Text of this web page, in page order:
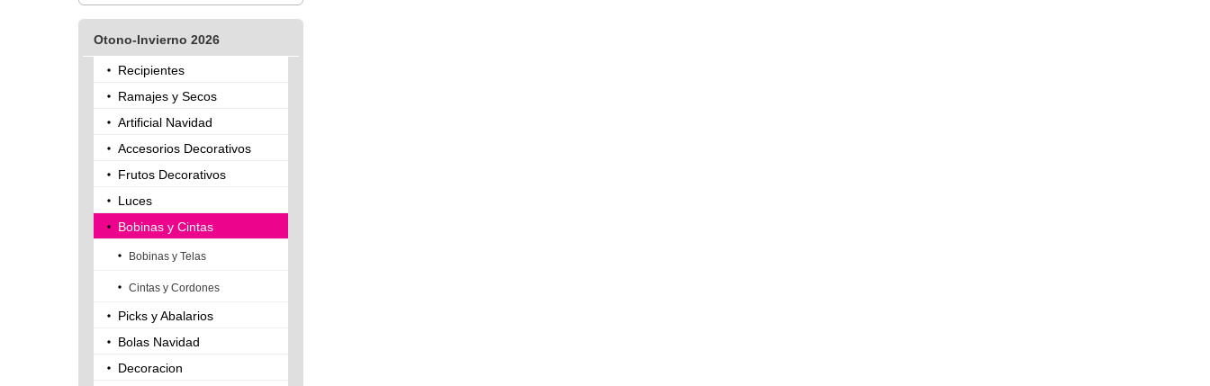
Otono-Invierno 2026
Recipientes
Ramajes y Secos
Artificial Navidad
Accesorios Decorativos
Frutos Decorativos
Luces
Bobinas y Cintas
Bobinas y Telas
Cintas y Cordones
Picks y Abalarios
Bolas Navidad
Decoracion